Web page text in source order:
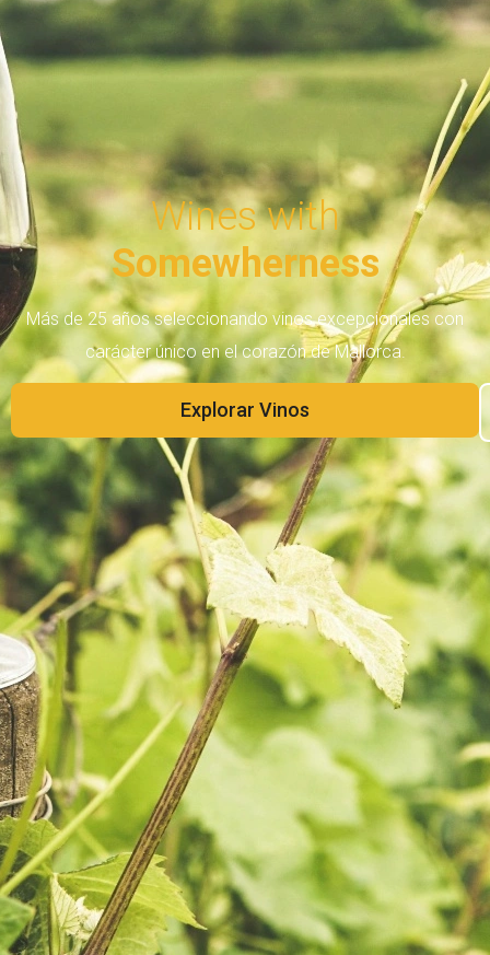
Wines with
Somewherness
Más de 25 años seleccionando vinos excepcionales con
carácter único en el corazón de Mallorca.
Explorar Vinos